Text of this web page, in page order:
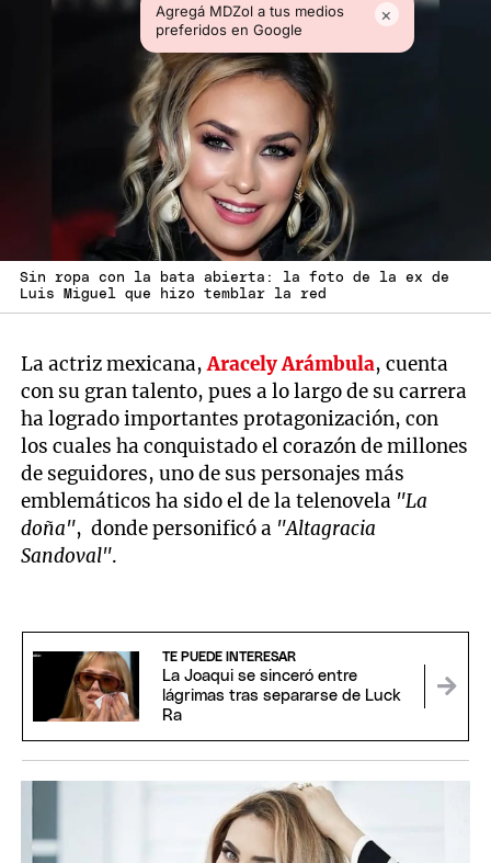
Agregá MDZol a tus medios
preferidos en Google
×
Sin ropa con la bata abierta: la foto de la ex de
Luis Miguel que hizo temblar la red
La actriz mexicana, Aracely Arámbula, cuenta
con su gran talento, pues a lo largo de su carrera
ha logrado importantes protagonización, con
los cuales ha conquistado el corazón de millones
de seguidores, uno de sus personajes más
emblemáticos ha sido el de la telenovela "La
doña", donde personificó a "Altagracia
Sandoval".
TE PUEDE INTERESAR
La Joaqui se sinceró entre
lágrimas tras separarse de Luck
Ra